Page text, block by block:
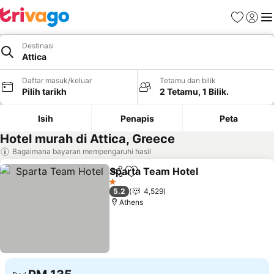
Kegemaran
Daftar
Destinasi
Attica
Daftar masuk/keluar
Pilih tarikh
Tetamu dan bilik
2 Tetamu, 1 Bilik.
Isih Penapis Peta
Hotel murah di Attica, Greece
Bagaimana bayaran mempengaruhi hasil
KongsiTambah ke favorit
Sparta Team Hotel
1 Bintang
5.2
4,529
Athens